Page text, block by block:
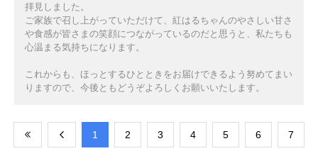
拝見しました。
ご家族で召し上がっていただけて、紅はるちゃんのやさしい甘さ
や食感が皆さまの笑顔につながっているのだと思うと、私たちも
心温まる気持ちになります。
これからも、ほっとするひとときをお届けできるよう努めてまい
りますので、今後ともどうぞよろしくお願いいたします。
​1 ​2 ​3 ​4 ​5 ​6 ​7